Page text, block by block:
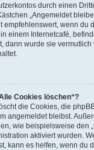
durch einen
„Angemeldet
empfehlenswert, wenn du
einem Internetcafé,
dann wurde sie
Cookies löschen“?
die Cookies, die
angemeldet bleibst.
wie beispielsweise den
aktiviert wurden.
kann es helfen, wenn du